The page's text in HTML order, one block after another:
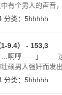
有个男人的声音
分类： 5hhhhh
9.4） - 153,3
哼——」 这阵
硕男人强奸而发
带来了一阵灵魂
分类： 5hhhhh